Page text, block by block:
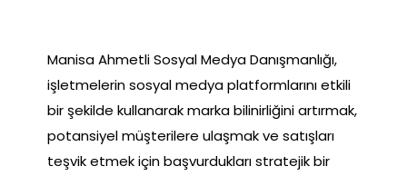
Manisa Ahmetli Sosyal Medya Danışmanlığı,
işletmelerin sosyal medya platformlarını etkili
bir şekilde kullanarak marka bilinirliğini artırmak,
potansiyel müşterilere ulaşmak ve satışları
teşvik etmek için başvurdukları stratejik bir